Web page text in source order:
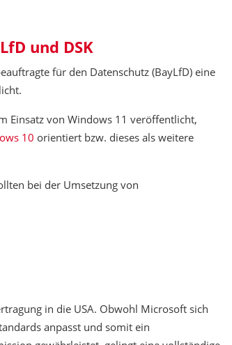
und DSK
für den Datenschutz (BayLfD) eine
Einsatz von Windows 11 veröffentlicht,
10 orientiert bzw. dieses als weitere
bei der Umsetzung von
in die USA. Obwohl Microsoft sich
anpasst und somit ein